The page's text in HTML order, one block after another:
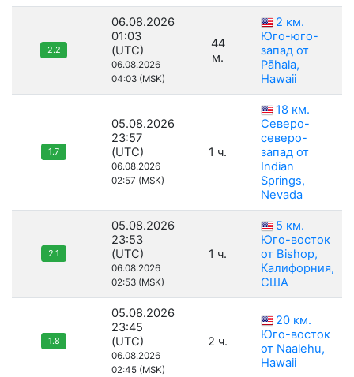
2.2
06.08.2026
01:03
(UTC)
06.08.2026
04:03 (MSK)
44
м.
2 км.
Юго-юго-
запад от
Pāhala,
Hawaii
1.7
05.08.2026
23:57
(UTC)
06.08.2026
02:57 (MSK)
1 ч.
18 км.
Северо-
северо-
запад от
Indian
Springs,
Nevada
2.1
05.08.2026
23:53
(UTC)
06.08.2026
02:53 (MSK)
1 ч.
5 км.
Юго-восток
от Bishop,
Калифорния,
США
1.8
05.08.2026
23:45
(UTC)
06.08.2026
02:45 (MSK)
2 ч.
20 км.
Юго-восток
от Naalehu,
Hawaii